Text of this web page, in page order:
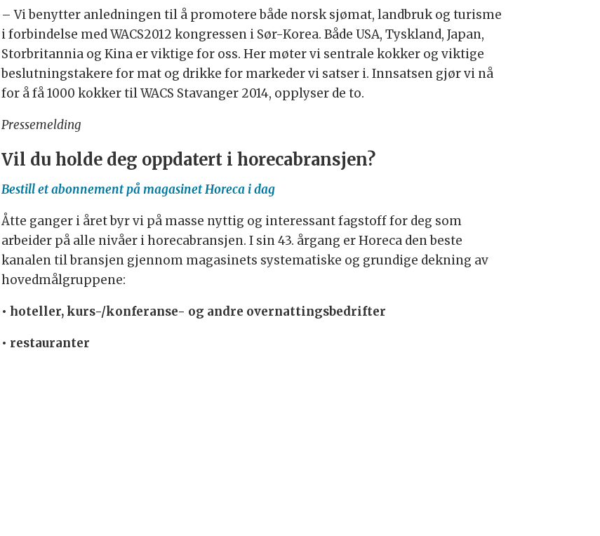
– Vi benytter anledningen til å promotere både norsk sjømat, landbruk og turisme
i forbindelse med WACS2012 kongressen i Sør-Korea. Både USA, Tyskland, Japan,
Storbritannia og Kina er viktige for oss. Her møter vi sentrale kokker og viktige
beslutningstakere for mat og drikke for markeder vi satser i. Innsatsen gjør vi nå
for å få 1000 kokker til WACS Stavanger 2014, opplyser de to.
Pressemelding
Vil du holde deg oppdatert i horecabransjen?
Bestill et abonnement på magasinet Horeca i dag
Åtte ganger i året byr vi på masse nyttig og interessant fagstoff for deg som
arbeider på alle nivåer i horecabransjen. I sin 43. årgang er Horeca den beste
kanalen til bransjen gjennom magasinets systematiske og grundige dekning av
hovedmålgruppene:
• hoteller, kurs-/konferanse- og andre overnattingsbedrifter
• restauranter